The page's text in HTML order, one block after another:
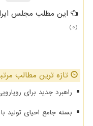
این مطلب مجلس
(0)
تازه ترین مطالب
راهبرد جدید برای
بسته جامع احیای تولید